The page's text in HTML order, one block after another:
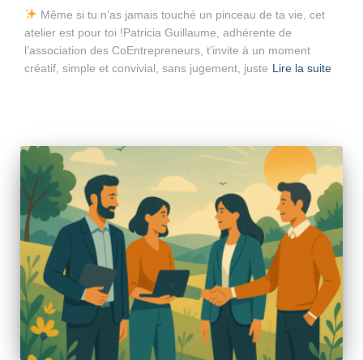
Même si tu n’as jamais touché un pinceau de ta vie, cet
atelier est pour toi !Patricia Guillaume, adhérente de
l’association des CoEntrepreneurs, t’invite à un moment
créatif, simple et convivial, sans jugement, juste Lire la suite